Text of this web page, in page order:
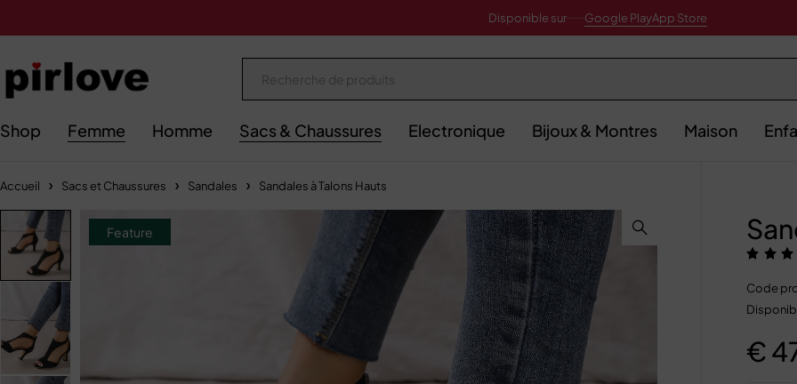
Disponible sur Google PlayApp Store
Shop Femme Homme Sacs & Chaussures Electronique Bijoux & Montres Maison
Accueil Sacs et Chaussures Sandales Sandales à Talons Hauts
Feature
Code
€